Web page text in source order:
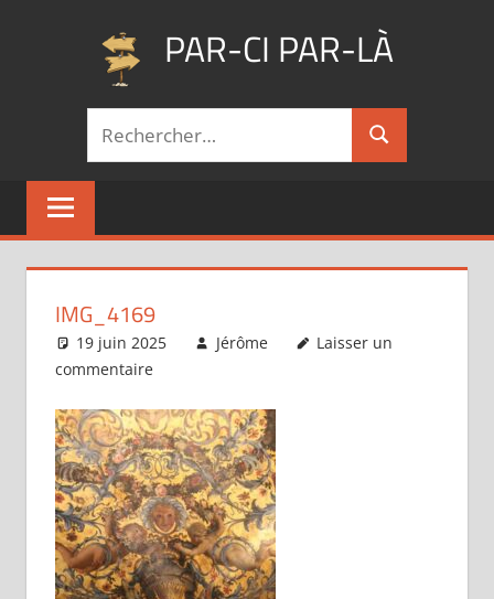
PAR-CI PAR-LÀ
mes
pérégrinations
Recherche
Rechercher
IMG_4169
19 juin 2025 Jérôme
Laisser un
commentaire